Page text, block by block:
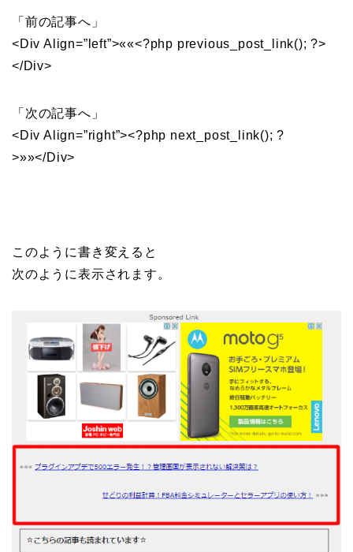
「前の記事へ」
<Div Align=”left”>««<?php previous_post_link(); ?>
</Div>
「次の記事へ」
<Div Align=”right”><?php next_post_link(); ?
>»»</Div>
このように書き変えると
次のように表示されます。